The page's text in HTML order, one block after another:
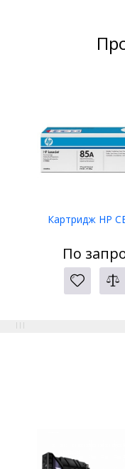
Картридж HP
По